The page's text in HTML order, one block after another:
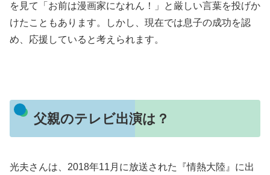
を見て「お前は漫画家になれん！」と厳しい言葉を投げか
けたこともあります。しかし、現在では息子の成功を認
め、応援していると考えられます。
父親のテレビ出演は？
光夫さんは、2018年11月に放送された『情熱大陸』に出